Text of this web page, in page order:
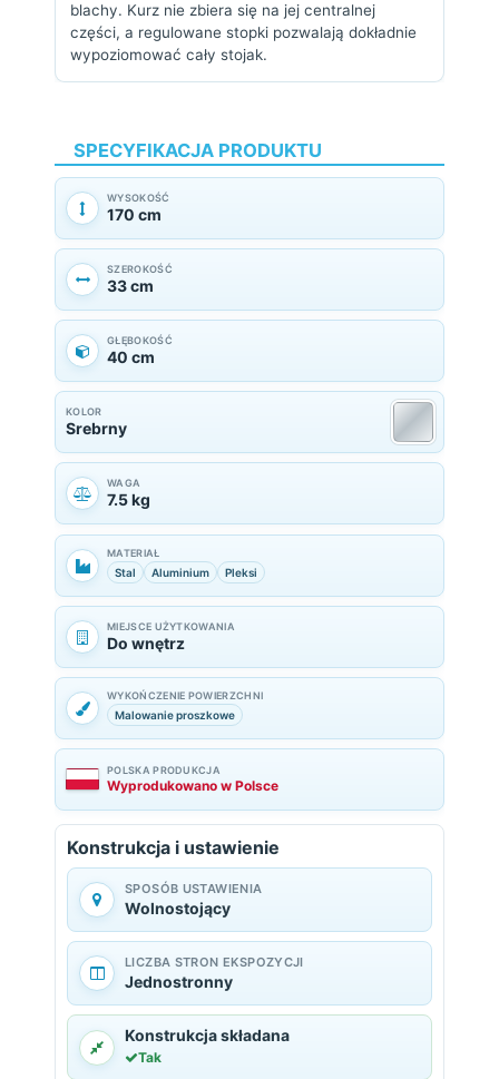
blachy. Kurz nie zbiera się na jej centralnej
części, a regulowane stopki pozwalają dokładnie
wypoziomować cały stojak.
SPECYFIKACJA PRODUKTU
WYSOKOŚĆ
170 cm
SZEROKOŚĆ
33 cm
GŁĘBOKOŚĆ
40 cm
KOLOR
Srebrny
WAGA
7.5 kg
MATERIAŁ
Stal Aluminium Pleksi
MIEJSCE UŻYTKOWANIA
Do wnętrz
WYKOŃCZENIE POWIERZCHNI
Malowanie proszkowe
POLSKA PRODUKCJA
Wyprodukowano w Polsce
Konstrukcja i ustawienie
SPOSÓB USTAWIENIA
Wolnostojący
LICZBA STRON EKSPOZYCJI
Jednostronny
Konstrukcja składana
Tak